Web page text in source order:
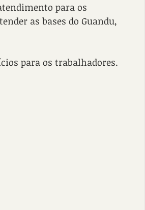
para os
as bases do Guandu,
para os trabalhadores.